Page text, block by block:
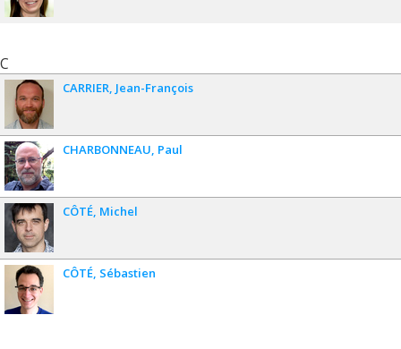
C
CARRIER Jean-François
CHARBONNEAU Paul
CÔTÉ Michel
CÔTÉ Sébastien